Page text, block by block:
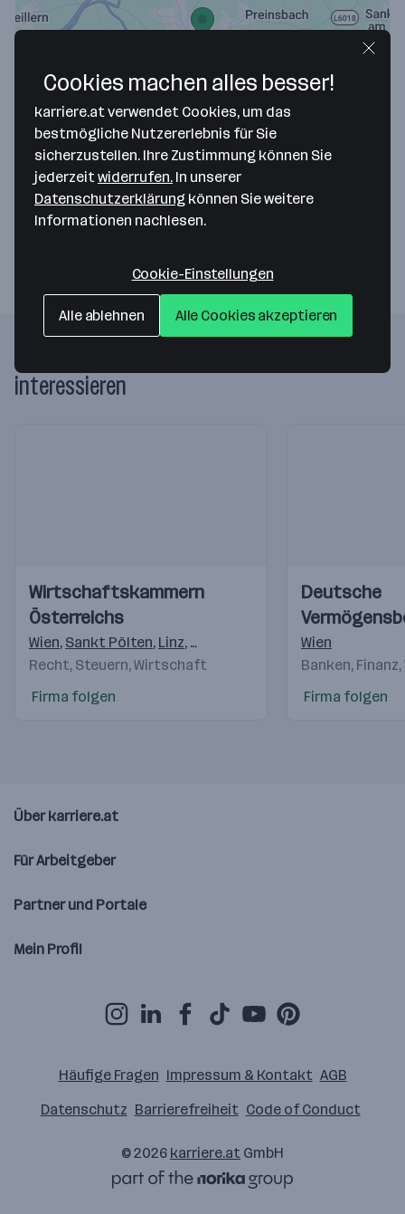
Map data ©2026 Google
Rechtsanwalt Mag. Dr. Josef Kattner
Burgfriedstraße 17
3300 Amstetten— Route berechnen
Website
interessieren
Videos
Einblicke
Einblicke
Wirtschaftskammern
Österreichs
Wien, Sankt Pölten, Linz, Salzburg Innsbruck,Feldkirch
Recht, Steuern, Wirtschaft
Firma folgen
Videos
Einblicke
Einblicke
Deutsche
AG
Wien
Banken,
Firma folgen
Über karriere.at
Für Arbeitgeber
Partner und Portale
Mein Profil
Häufige Fragen Impressum & Kontakt AGB
Datenschutz Barrierefreiheit Code of Conduct
© 2026 karriere.at GmbH
Cookies machen alles besser!
karriere.at verwendet Cookies, um das
bestmögliche Nutzererlebnis für Sie
sicherzustellen. Ihre Zustimmung können Sie
jederzeit widerrufen. In unserer
Datenschutzerklärung können Sie weitere
Informationen nachlesen.
Cookie-Einstellungen
Alle ablehnen Alle Cookies akzeptieren